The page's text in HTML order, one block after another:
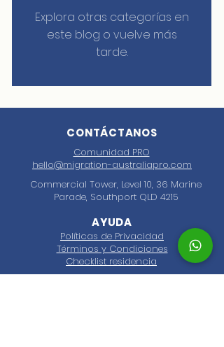
Explora otras categorías en
este blog o vuelve más
tarde.
CONTÁCTANOS
Comunidad PRO
hello@migration-australiapro.com
Commercial Tower, Level 10, 36 Marine
Parade, Southport QLD 4215
AYUDA
Políticas de Privacidad
Términos y Condiciones
Checklist residencia